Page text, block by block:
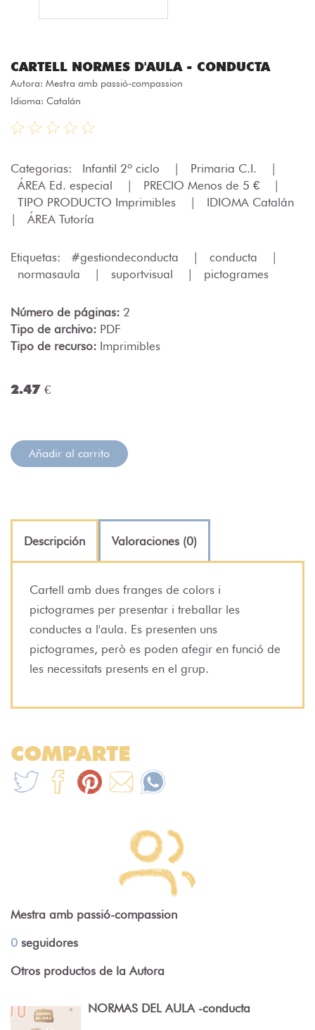
CARTELL NORMES D'AULA - CONDUCTA
Autora: Mestra amb passió-compassion
Idioma: Catalán
Categorias: Infantil 2º ciclo | Primaria C.I.
|
ÁREA Ed. especial
| PRECIO Menos de 5 €
|
TIPO PRODUCTO Imprimibles
|
IDIOMA Catalán
|
ÁREA Tutoría
Etiquetas: #gestiondeconducta | conducta
|
normasaula
| suportvisual | pictogrames
Número de páginas: 2
Tipo de archivo: PDF
Tipo de recurso: Imprimibles
2.47 €
Añadir al carrito
Descripción Valoraciones (0)
Cartell amb dues franges de colors i
pictogrames per presentar i treballar les
conductes a l'aula. Es presenten uns
pictogrames, però es poden afegir en funció de
les necessitats presents en el grup.
COMPARTE
Mestra amb passió-compassion
0 seguidores
Otros productos de la Autora
NORMAS DEL AULA -conducta